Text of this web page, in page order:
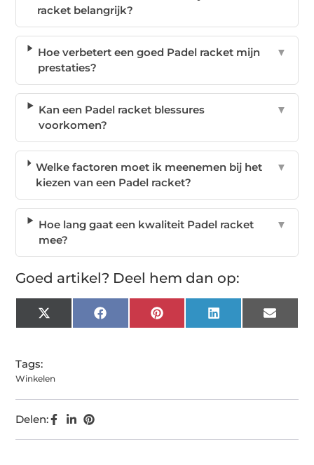
racket belangrijk?
Hoe verbetert een goed Padel racket mijn
prestaties?
▼
Kan een Padel racket blessures
voorkomen?
▼
Welke factoren moet ik meenemen bij het
kiezen van een Padel racket?
▼
Hoe lang gaat een kwaliteit Padel racket
mee?
▼
Goed artikel? Deel hem dan op:
X
(Twitter)
Facebook Pinterest LinkedIn Email
Tags:
Winkelen
Delen: